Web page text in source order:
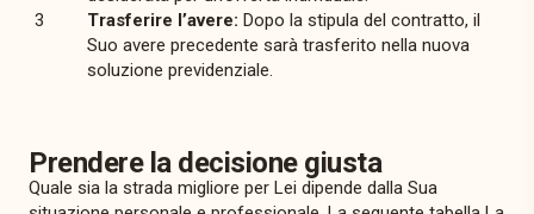
Trasferire l’avere: Dopo la stipula del contratto, il
Suo avere precedente sarà trasferito nella nuova
soluzione previdenziale.
Prendere la decisione giusta
Quale sia la strada migliore per Lei dipende dalla Sua